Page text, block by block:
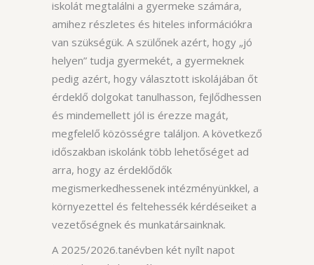
iskolát megtalálni a gyermeke számára,
amihez részletes és hiteles információkra
van szükségük. A szülőnek azért, hogy „jó
helyen” tudja gyermekét, a gyermeknek
pedig azért, hogy választott iskolájában őt
érdeklő dolgokat tanulhasson, fejlődhessen
és mindemellett jól is érezze magát,
megfelelő közösségre találjon. A következő
időszakban iskolánk több lehetőséget ad
arra, hogy az érdeklődők
megismerkedhessenek intézményünkkel, a
környezettel és feltehessék kérdéseiket a
vezetőségnek és munkatársainknak.
A 2025/2026.tanévben két nyílt napot